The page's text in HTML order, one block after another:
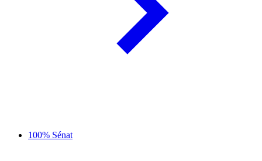
100% Sénat